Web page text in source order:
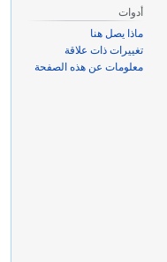
أدوات
ماذا يصل هنا
تغييرات ذات علاقة
معلومات عن هذه الصفحة